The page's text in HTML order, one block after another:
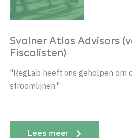
Svalner Atlas Advisors
Fiscalisten)
"RegLab heeft ons geholpen om
stroomlijnen."
Lees meer